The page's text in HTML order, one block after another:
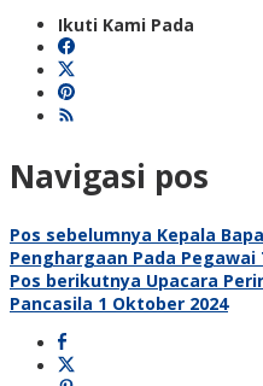
Ikuti Kami Pada
Navigasi pos
Pos sebelumnya Kepala
Penghargaan Pada
Pos berikutnya Upacara
Pancasila 1 Oktober 2024